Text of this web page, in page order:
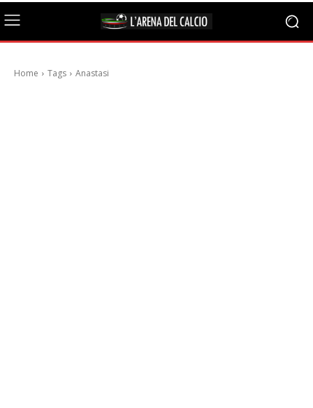
Home Tags Anastasi